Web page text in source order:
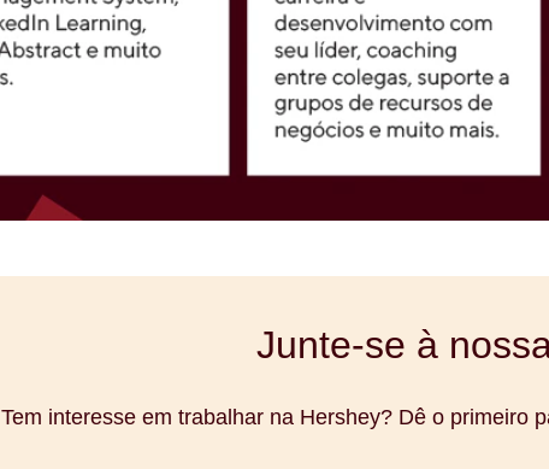
Junte-se à
Tem interesse em trabalhar na Hershey? Dê o primeiro